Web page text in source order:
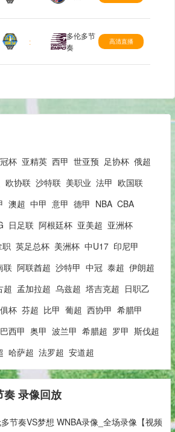
:
多伦多节
奏
高清直播
杯 亚精英 西甲 世亚预 足协杯 俄超
欧协联 沙特联 美职业 法甲 欧国联
澳超 中甲 意甲 德甲 NBA CBA
日足联 阿根廷杯 亚美超 亚洲杯
职 英足总杯 美洲杯 中U17 印尼甲
联 阿联酋超 沙特甲 中冠 泰超 伊朗超
超 孟加拉超 乌兹超 塔吉克超 日职乙
杯 芬超 比甲 葡超 西协甲 希腊甲
巴西甲 奥甲 波兰甲 希腊超 罗甲 斯伐超
哈萨超 法罗超 安道超
录像回放
节奏VS梦想 WNBA录像_全场录像【视频